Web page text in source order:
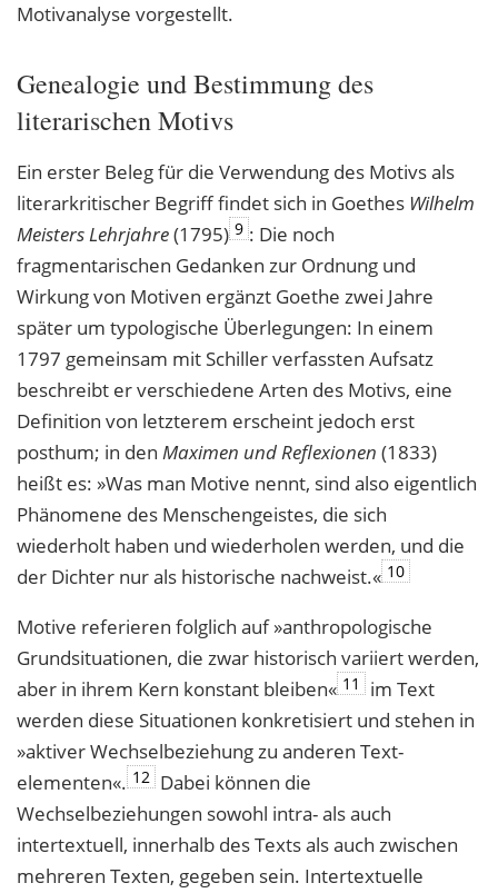
Motivanalyse vorgestellt.
Genealogie und Bestimmung des
literarischen Motivs
Ein erster Beleg für die Verwendung des Motivs als
literarkritischer Begriff findet sich in Goethes Wilhelm
Meisters Lehrjahre(1795) 9 : Die noch
fragmentarischen Gedanken zur Ordnung und
Wirkung von Motiven ergänzt Goethe zwei Jahre
später um typologische Überlegungen: In einem
1797 gemeinsam mit Schiller verfassten Aufsatz
beschreibt er verschiedene Arten des Motivs, eine
Definition von letzterem erscheint jedoch erst
posthum; in den Maximen und Reflexionen (1833)
heißt es: »Was man Motive nennt, sind also eigentlich
Phänomene des Menschengeistes, die sich
wiederholt haben und wiederholen werden, und die
der Dichter nur als historische nachweist.« 10
Motive referieren folglich auf »anthropologische
Grundsituationen, die zwar histo­risch variiert werden,
aber in ihrem Kern konstant bleiben« 11
im Text
werden diese Situationen konkretisiert und stehen in
»aktiver Wechselbeziehung zu anderen Text­
elementen«. 12 Dabei können die
Wechselbeziehungen sowohl intra- als auch
intertextuell, innerhalb des Texts als auch zwischen
mehreren Texten, gegeben sein. Intertextuelle